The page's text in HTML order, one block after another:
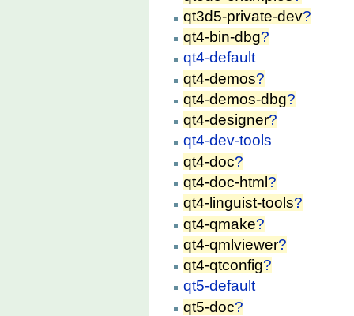
qt3d5-private-dev?
qt4-bin-dbg?
qt4-default
qt4-demos?
qt4-demos-dbg?
qt4-designer?
qt4-dev-tools
qt4-doc?
qt4-doc-html ?
qt4-linguist-tools?
qt4-qmake?
qt4-qmlviewer?
qt4-qtconfig?
qt5-default
qt5-doc?